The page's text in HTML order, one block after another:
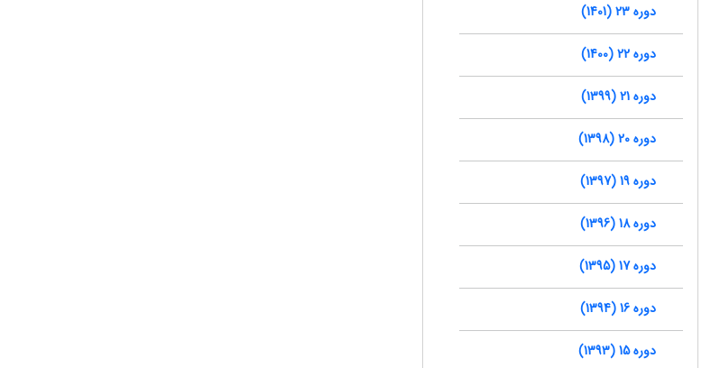
دوره 23 (1401)
دوره 22 (1400)
دوره 21 (1399)
دوره 20 (1398)
دوره 19 (1397)
دوره 18 (1396)
دوره 17 (1395)
دوره 16 (1394)
دوره 15 (1393)